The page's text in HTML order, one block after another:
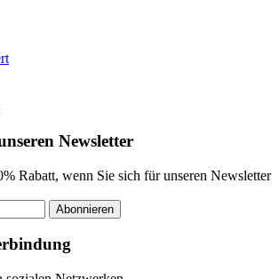
Newsletter
Rabatt, wenn Sie sich für unseren Newsletter
Abonnieren